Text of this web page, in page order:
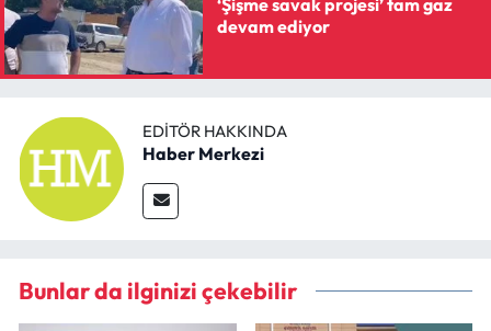
devam ediyor
EDITÖR HAKKINDA
Haber Merkezi
Bunlar da ilginizi çekebilir